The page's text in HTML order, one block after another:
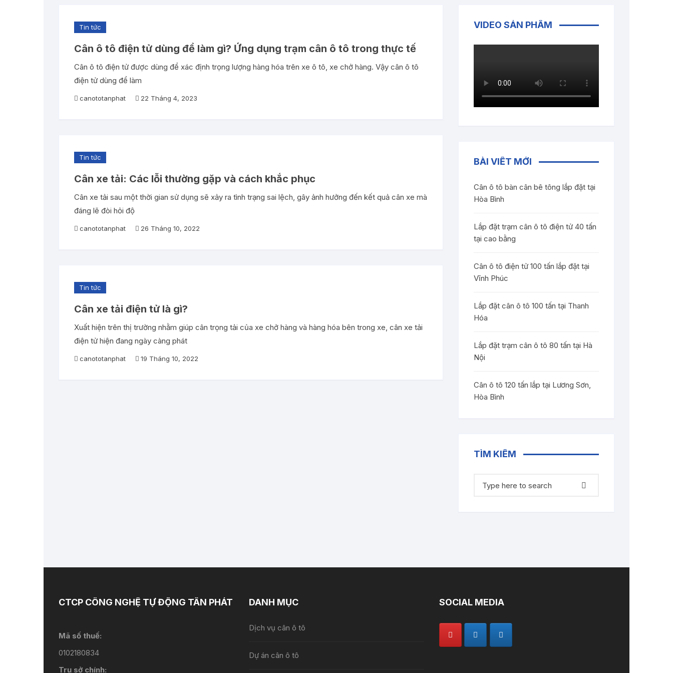
Cân điện tử 150 tấn
Tin tức
Cân ô tô điện tử dùng để làm gì? Ứng dụng trạm cân ô tô trong thực tế
Cân ô tô điện tử được dùng để xác định trọng lượng hàng hóa trên xe ô tô, xe chở hàng. Vậy cân ô tô
điện tử dùng để làm
canototanphat 22 Tháng 4, 2023
Tin tức
Cân xe tải: Các lỗi thường gặp và cách khắc phục
Cân xe tải sau một thời gian sử dụng sẽ xảy ra tình trạng sai lệch, gây ảnh hưởng đến kết quả cân xe mà
đáng lẽ đòi hỏi độ
canototanphat 26 Tháng 10, 2022
Tin tức
Cân xe tải điện tử là gì?
Xuất hiện trên thị trường nhằm giúp cân trọng tải của xe chở hàng và hàng hóa bên trong xe, cân xe tải
điện tử hiện đang ngày càng phát
canototanphat 19 Tháng 10, 2022
VIDEO SẢN PHẨM
BÀI VIẾT MỚI
Cân ô tô bàn cân bê tông lắp đặt tại
Hòa Bình
Lắp đặt trạm cân ô tô điện tử 40 tấn
tại cao bằng
Cân ô tô điện tử 100 tấn lắp đặt tại
Vĩnh Phúc
Lắp đặt cân ô tô 100 tấn tại Thanh
Hóa
Lắp đặt trạm cân ô tô 80 tấn tại Hà
Nội
Cân ô tô 120 tấn lắp tại Lương Sơn,
Hòa Bình
TÌM KIẾM
kiếm:
CTCP CÔNG NGHỆ TỰ ĐỘNG TÂN PHÁT
Mã số thuế:
0102180834
Trụ sở chính:
DANH MỤC
Dịch vụ cân ô tô
Dự án cân ô tô
SOCIAL MEDIA